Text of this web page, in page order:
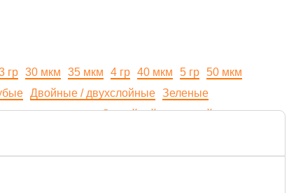
гр 30 мкм 35 мкм 4 гр 40 мкм 5 гр 50 мкм
Двойные / двухслойные Зеленые
С двойной подошвой